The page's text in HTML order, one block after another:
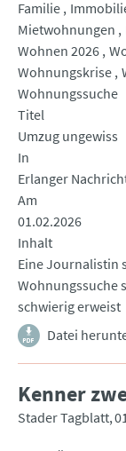
Familie
Mietwohnungen
Wohnen 2026
Wohnungskrise
Wohnungssuche
Titel
Umzug ungewiss
In
Erlanger
Am
01.02.2026
Inhalt
Eine Journalistin
Wohnungssuche
schwierig erweist
Datei
Kenner
Stader Tagblatt